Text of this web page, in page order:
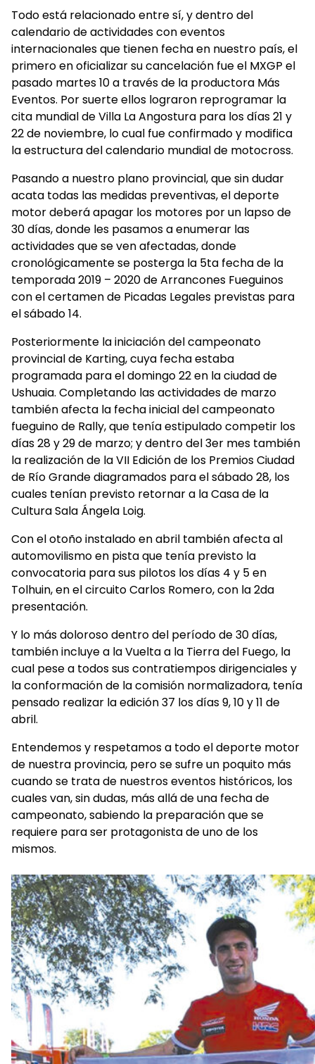
Todo está relacionado entre sí, y dentro del
calendario de actividades con eventos
internacionales que tienen fecha en nuestro país, el
primero en oficializar su cancelación fue el MXGP el
pasado martes 10 a través de la productora Más
Eventos. Por suerte ellos lograron reprogramar la
cita mundial de Villa La Angostura para los días 21 y
22 de noviembre, lo cual fue confirmado y modifica
la estructura del calendario mundial de motocross.
Pasando a nuestro plano provincial, que sin dudar
acata todas las medidas preventivas, el deporte
motor deberá apagar los motores por un lapso de
30 días, donde les pasamos a enumerar las
actividades que se ven afectadas, donde
cronológicamente se posterga la 5ta fecha de la
temporada 2019 – 2020 de Arrancones Fueguinos
con el certamen de Picadas Legales previstas para
el sábado 14.
Posteriormente la iniciación del campeonato
provincial de Karting, cuya fecha estaba
programada para el domingo 22 en la ciudad de
Ushuaia. Completando las actividades de marzo
también afecta la fecha inicial del campeonato
fueguino de Rally, que tenía estipulado competir los
días 28 y 29 de marzo; y dentro del 3er mes también
la realización de la VII Edición de los Premios Ciudad
de Río Grande diagramados para el sábado 28, los
cuales tenían previsto retornar a la Casa de la
Cultura Sala Ángela Loig.
Con el otoño instalado en abril también afecta al
automovilismo en pista que tenía previsto la
convocatoria para sus pilotos los días 4 y 5 en
Tolhuin, en el circuito Carlos Romero, con la 2da
presentación.
Y lo más doloroso dentro del período de 30 días,
también incluye a la Vuelta a la Tierra del Fuego, la
cual pese a todos sus contratiempos dirigenciales y
la conformación de la comisión normalizadora, tenía
pensado realizar la edición 37 los días 9, 10 y 11 de
abril.
Entendemos y respetamos a todo el deporte motor
de nuestra provincia, pero se sufre un poquito más
cuando se trata de nuestros eventos históricos, los
cuales van, sin dudas, más allá de una fecha de
campeonato, sabiendo la preparación que se
requiere para ser protagonista de uno de los
mismos.